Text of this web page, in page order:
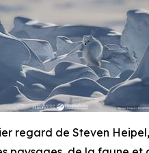
regard de Steven